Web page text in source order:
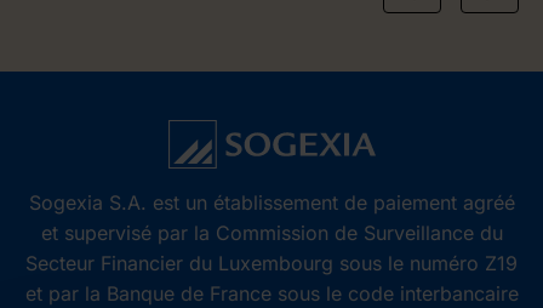
Sogexia S.A. est un établissement de paiement agréé
et supervisé par la Commission de Surveillance du
Secteur Financier du Luxembourg sous le numéro Z19
et par la Banque de France sous le code interbancaire